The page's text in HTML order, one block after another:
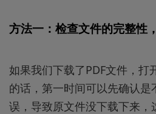
方法一：检查文件的完整性
如果我们下载了PDF文件，打
的话，第一时间可以先确认
误，导致原文件没下载下来